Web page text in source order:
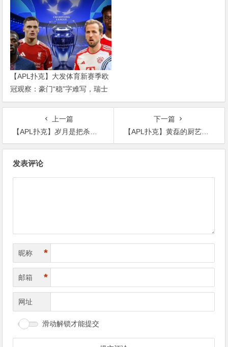
【APL扑克】大发体育新赛季欧
冠观察：豪门“稳”字难写，瑞士
轮赛制让每一场都变成生死
上一篇
【APL扑克】岁月是把杀猪刀，陆毅44岁时发福变化大，如今又帅回来了
下一篇
【APL扑克】黄磊的厨艺太精湛孙莉称不愿出去下馆子，两人秀恩爱甜翻网友
发表评论
昵称 *
邮箱 *
网址
滑动解锁才能提交